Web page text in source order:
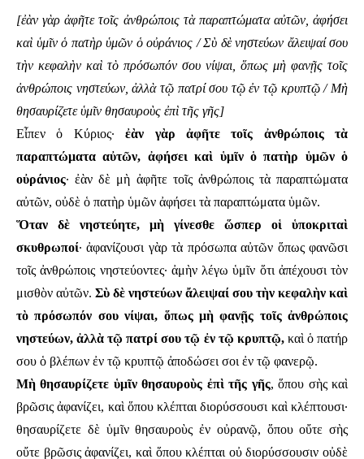
[ἐὰν γὰρ ἀφῆτε τοῖς ἀνθρώποις τὰ παραπτώματα αὐτῶν, ἀφήσει
καὶ ὑμῖν ὁ πατὴρ ὑμῶν ὁ οὐράνιος / Σὺ δὲ νηστεύων ἄλειψαί σου
τὴν κεφαλὴν καὶ τὸ πρόσωπόν σου νίψαι, ὅπως μὴ φανῇς τοῖς
ἀνθρώποις νηστεύων, ἀλλὰ τῷ πατρί σου τῷ ἐν τῷ κρυπτῷ / Μὴ
θησαυρίζετε ὑμῖν θησαυροὺς ἐπὶ τῆς γῆς]
Εἶπεν ὁ Κύριος·ἐὰν γὰρ ἀφῆτε τοῖς ἀνθρώποις τὰ
παραπτώματα αὐτῶν, ἀφήσει καὶ ὑμῖν ὁ πατὴρ ὑμῶν ὁ
οὐράνιος· ἐὰν δὲ μὴ ἀφῆτε τοῖς ἀνθρώποις τὰ παραπτώματα
αὐτῶν, οὐδὲ ὁ πατὴρ ὑμῶν ἀφήσει τὰ παραπτώματα ὑμῶν.
Ὅταν δὲ νηστεύητε, μὴ γίνεσθε ὥσπερ οἱ ὑποκριταὶ
σκυθρωποί· ἀφανίζουσι γὰρ τὰ πρόσωπα αὐτῶν ὅπως φανῶσι
τοῖς ἀνθρώποις νηστεύοντες· ἀμὴν λέγω ὑμῖν ὅτι ἀπέχουσι τὸν
μισθὸν αὐτῶν. Σὺ δὲ νηστεύων ἄλειψαί σου τὴν κεφαλὴν καὶ
τὸ πρόσωπόν σου νίψαι, ὅπως μὴ φανῇς τοῖς ἀνθρώποις
νηστεύων, ἀλλὰ τῷ πατρί σου τῷ ἐν τῷ κρυπτῷ, καὶ ὁ πατήρ
σου ὁ βλέπων ἐν τῷ κρυπτῷ ἀποδώσει σοι ἐν τῷ φανερῷ.
Μὴ θησαυρίζετε ὑμῖν θησαυροὺς ἐπὶ τῆς γῆς, ὅπου σὴς καὶ
βρῶσις ἀφανίζει, καὶ ὅπου κλέπται διορύσσουσι καὶ κλέπτουσι·
θησαυρίζετε δὲ ὑμῖν θησαυροὺς ἐν οὐρανῷ, ὅπου οὔτε σὴς
οὔτε βρῶσις ἀφανίζει, καὶ ὅπου κλέπται οὐ διορύσσουσιν οὐδὲ